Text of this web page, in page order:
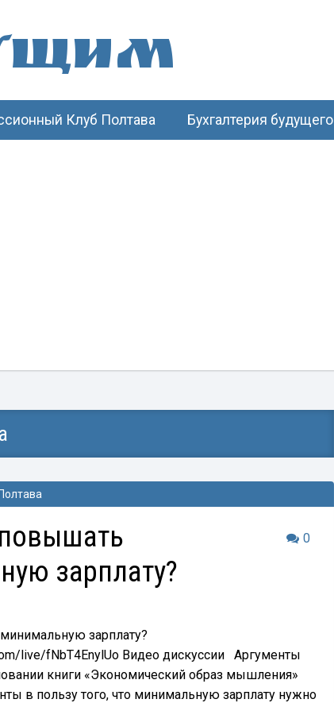
Клуб Полтава Бухгалтерия будущего
0
зарплату?
зарплату?
live/fNbT4EnylUo Видео дискуссии Аргументы
книги «Экономический образ мышления»
в пользу того, что минимальную зарплату нужно